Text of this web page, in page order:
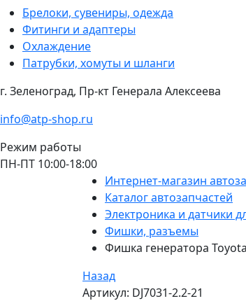
Брелоки, сувениры, одежда
Фитинги и адаптеры
Охлаждение
Патрубки, хомуты и шланги
г. Зеленоград, Пр-кт Генерала Алексеева
info@atp-shop.ru
Режим работы
ПН-ПТ 10:00-18:00
Интернет-магазин
Каталог автозапчастей
Электроника и датчики
Фишки, разъемы
Фишка генератора
Назад
Артикул: DJ7031-2.2-21